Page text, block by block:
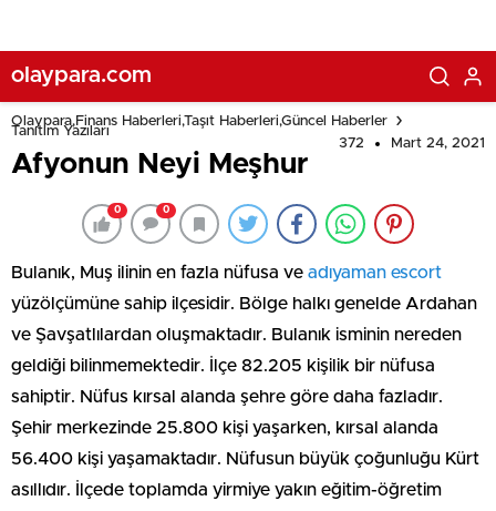
olaypara.com
Olaypara,Finans Haberleri,Taşıt Haberleri,Güncel Haberler
Tanıtım Yazıları
372
Mart 24, 2021
Afyonun Neyi Meşhur
0 0
Bulanık, Muş ilinin en fazla nüfusa ve adıyaman escort
yüzölçümüne sahip ilçesidir. Bölge halkı genelde Ardahan
ve Şavşatlılardan oluşmaktadır. Bulanık isminin nereden
geldiği bilinmemektedir. İlçe 82.205 kişilik bir nüfusa
sahiptir. Nüfus kırsal alanda şehre göre daha fazladır.
Şehir merkezinde 25.800 kişi yaşarken, kırsal alanda
56.400 kişi yaşamaktadır. Nüfusun büyük çoğunluğu Kürt
asıllıdır. İlçede toplamda yirmiye yakın eğitim-öğretim